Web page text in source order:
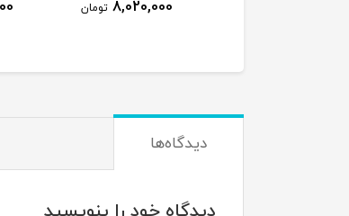
3,600,000 تومان
دیدگاه‌ها